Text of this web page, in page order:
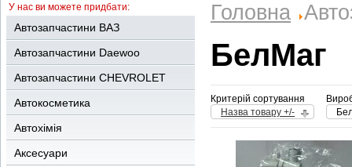
У нас ви можете придбати:
Автозапчастини ВАЗ
Автозапчастини Daewoo
Автозапчастини CHEVROLET
Автокосметика
Автохімія
Аксесуари
Головна
БелМаг
Критерій сортування
Назва товару +/-